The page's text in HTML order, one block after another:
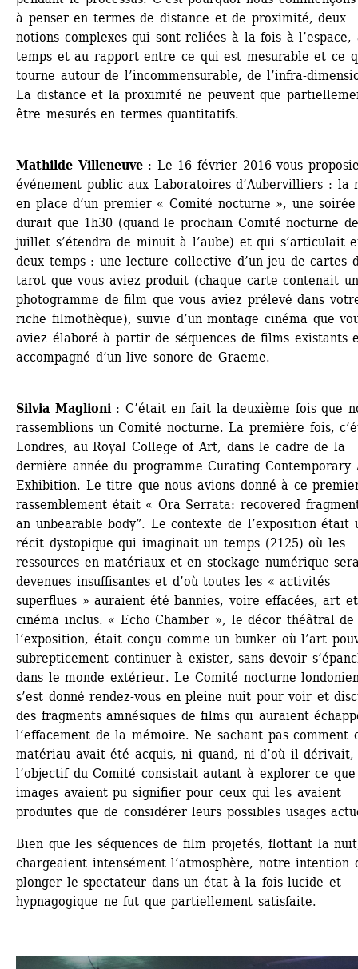
à penser en termes de distance et de proximité, deux
notions complexes qui sont reliées à la fois à l’espace,
temps et au rapport entre ce qui est mesurable et ce
tourne autour de l’incommensurable, de l’infra-
La distance et la proximité ne peuvent que
être mesurés en termes quantitatifs.
Mathilde Villeneuve: Le 16 février 2016 vous
événement public aux Laboratoires d’Aubervilliers : la
en place d’un premier « Comité nocturne », une
durait que 1h30 (quand le prochain Comité nocturne de
juillet s’étendra de minuit à l’aube) et qui s’articulait
deux temps : une lecture collective d’un jeu de cartes
tarot que vous aviez produit (chaque carte contenait un
photogramme de film que vous aviez prélevé dans
riche filmothèque), suivie d’un montage cinéma que
aviez élaboré à partir de séquences de films existants
accompagné d’un live sonore de Graeme.
Silvia Maglioni: C’était en fait la deuxième fois que
rassemblions un Comité nocturne. La première fois,
Londres, au Royal College of Art, dans le cadre de la
dernière année du programme Curating Contemporary
Exhibition. Le titre que nous avions donné à ce
rassemblement était « Ora Serrata: recovered
an unbearable body”. Le contexte de l’exposition était
récit dystopique qui imaginait un temps (2125) où les
ressources en matériaux et en stockage numérique
devenues insuffisantes et d’où toutes les « activités
superflues » auraient été bannies, voire effacées, art et
cinéma inclus. « Echo Chamber », le décor théâtral de
l’exposition, était conçu comme un bunker où l’art
subrepticement continuer à exister, sans devoir
dans le monde extérieur. Le Comité nocturne
s’est donné rendez-vous en pleine nuit pour voir et
des fragments amnésiques de films qui auraient
l’effacement de la mémoire. Ne sachant pas comment
matériau avait été acquis, ni quand, ni d’où il dérivait,
l’objectif du Comité consistait autant à explorer ce
images avaient pu signifier pour ceux qui les avaient
produites que de considérer leurs possibles usages
Bien que les séquences de film projetés, flottant la
chargeaient intensément l’atmosphère, notre intention
plonger le spectateur dans un état à la fois lucide et
hypnagogique ne fut que partiellement satisfaite.